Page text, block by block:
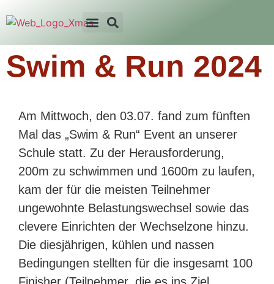
Swim & Run 2024
Am Mittwoch, den 03.07. fand zum fünften
Mal das „Swim & Run“ Event an unserer
Schule statt. Zu der Herausforderung,
200m zu schwimmen und 1600m zu laufen,
kam der für die meisten Teilnehmer
ungewohnte Belastungswechsel sowie das
clevere Einrichten der Wechselzone hinzu.
Die diesjährigen, kühlen und nassen
Bedingungen stellten für die insgesamt 100